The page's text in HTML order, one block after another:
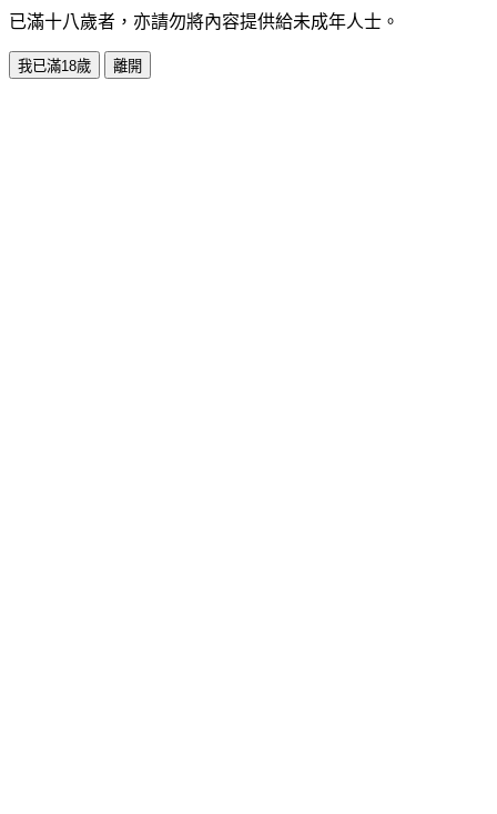
已滿十八歲者，亦請勿將內容提供給未成年人士。
我已滿18歲 離開